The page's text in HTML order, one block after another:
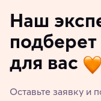
Наш
для вас
Оставьте заявку и